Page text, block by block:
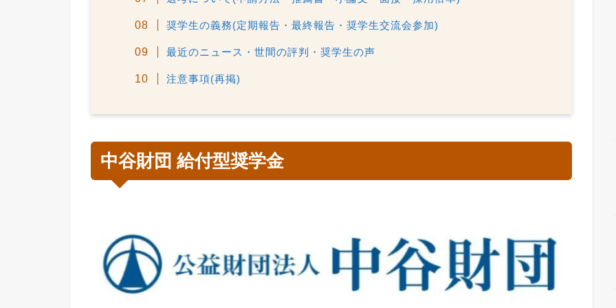
奨学生の義務(定期報告・最終報告・奨学生交流会参加)
最近のニュース・世間の評判・奨学生の声
注意事項(再掲)
中谷財団 給付型奨学金